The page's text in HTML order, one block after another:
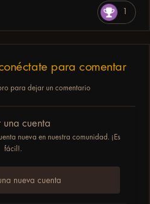
1
para comentar
para dejar un comentario
una cuenta
nueva en nuestra comunidad. ¡Es
fácil!.
nueva cuenta